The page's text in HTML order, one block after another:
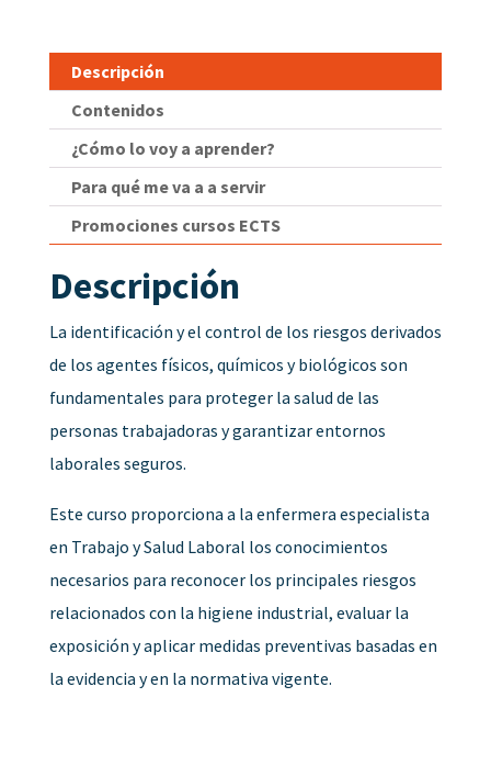
Descripción
Contenidos
¿Cómo lo voy a aprender?
Para qué me va a a servir
Promociones cursos ECTS
Descripción
La identificación y el control de los riesgos derivados
de los agentes físicos, químicos y biológicos son
fundamentales para proteger la salud de las
personas trabajadoras y garantizar entornos
laborales seguros.
Este curso proporciona a la enfermera especialista
en Trabajo y Salud Laboral los conocimientos
necesarios para reconocer los principales riesgos
relacionados con la higiene industrial, evaluar la
exposición y aplicar medidas preventivas basadas en
la evidencia y en la normativa vigente.